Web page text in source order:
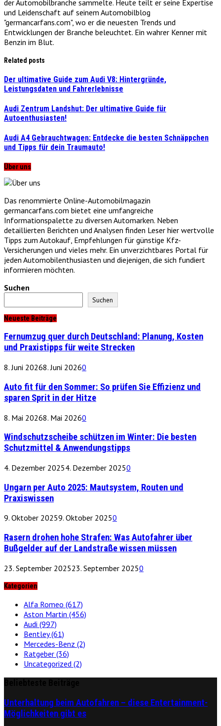
der Automobilbranche sammelte. Heute teilt er seine Expertise
und Leidenschaft auf seinem Automobilblog
"germancarfans.com", wo er die neuesten Trends und
Entwicklungen der Branche beleuchtet. Ein wahrer Kenner mit
Benzin im Blut.
Related posts
Der ultimative Guide zum Audi V8: Hintergründe,
Leistungsdaten und Fahrerlebnisse
Audi Zentrum Landshut: Der ultimative Guide für
Autoenthusiasten!
Audi A4 Gebrauchtwagen: Entdecke die besten Schnäppchen
und Tipps für dein Traumauto!
Über uns
Das renommierte Online-Automobilmagazin
germancarfans.com bietet eine umfangreiche
Informationspalette zu diversen Automarken. Neben
detaillierten Berichten und Analysen finden Leser hier wertvolle
Tipps zum Autokauf, Empfehlungen für günstige Kfz-
Versicherungen und vieles mehr. Ein unverzichtbares Portal für
jeden Automobilenthusiasten und diejenigen, die sich fundiert
informieren möchten.
Suchen
Suchen
Neueste Beiträge
Fernumzug quer durch Deutschland: Planung, Kosten
und Praxistipps für weite Strecken
8. Juni 20268. Juni 20260
Auto fit für den Sommer: So prüfen Sie Effizienz und
sparen Sprit in der Hitze
8. Mai 20268. Mai 20260
Windschutzscheibe schützen im Winter: Die besten
Schutzmittel & Anwendungstipps
4. Dezember 20254. Dezember 20250
Ungarn per Auto 2025: Mautsystem, Routen und
Praxiswissen
9. Oktober 20259. Oktober 20250
Rasern drohen hohe Strafen: Was Autofahrer über
Bußgelder auf der Landstraße wissen müssen
23. September 202523. September 20250
Kategorien
Alfa Romeo (617)
Aston Martin (456)
Audi (997)
Bentley(61)
Mercedes-Benz (2)
Ratgeber (36)
Uncategorized (2)
Unterhaltung beim Autofahren – diese Entertainment-
Möglichkeiten gibt es